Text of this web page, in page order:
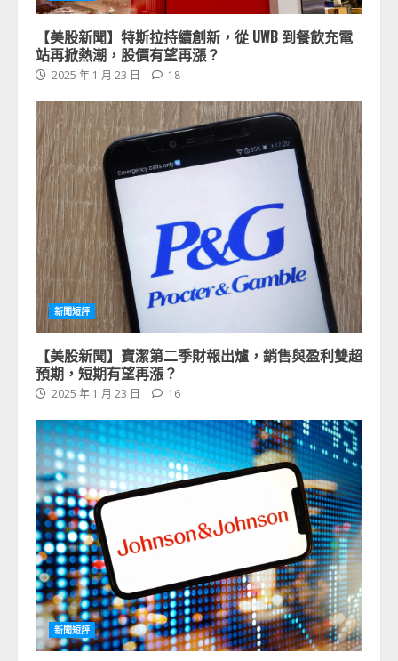
【美股新聞】特斯拉持續創新，從 UWB 到餐飲充電
站再掀熱潮，股價有望再漲？
2025 年 1 月 23 日 18
新聞短評
【美股新聞】寶潔第二季財報出爐，銷售與盈利雙超
預期，短期有望再漲？
2025 年 1 月 23 日 16
新聞短評